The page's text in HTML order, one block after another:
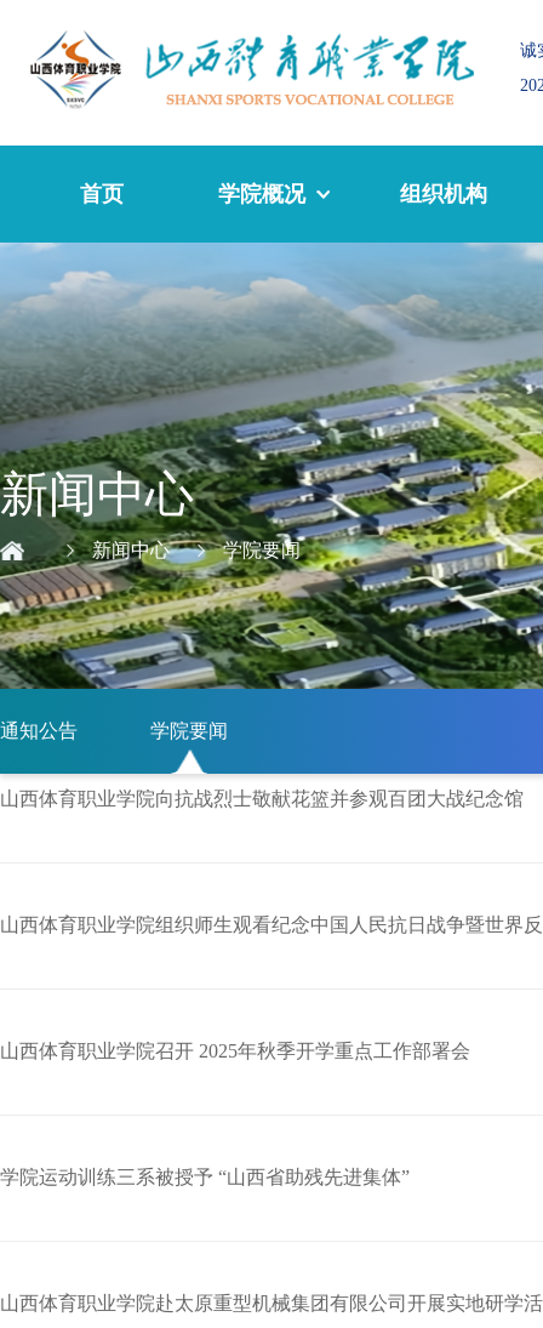
诚
首页 学院概况 组织机构
新闻中心
新闻中心 学院要闻
通知公告 学院要闻
山西体育职业学院向抗战烈士敬献花篮并参观百团大战纪念馆
山西体育职业学院组织师生观看纪念中国人民抗日战争暨世界
山西体育职业学院召开 2025年秋季开学重点工作部署会
学院运动训练三系被授予 “山西省助残先进集体”
山西体育职业学院赴太原重型机械集团有限公司开展实地研学